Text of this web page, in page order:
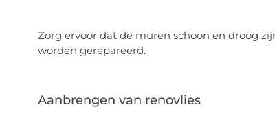
Zorg ervoor dat de muren schoon en droog
worden gerepareerd.
Aanbrengen van renovlies